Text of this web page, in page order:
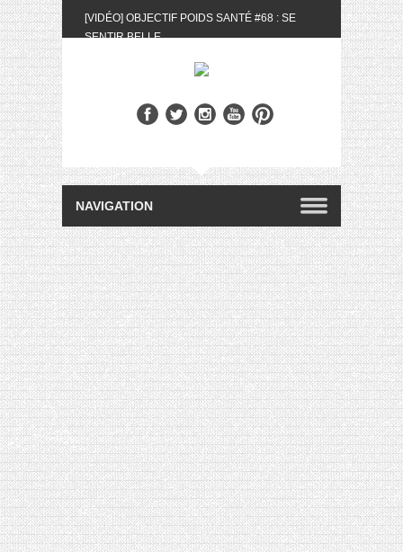
[VIDÉO] OBJECTIF POIDS SANTÉ #68 : SE
SENTIR BELLE
BIOTYFULL BOX DU MOIS DE MAI 2024 FEAT.
[VIDÉO] QUITOQUE #10 : MEAL PREP &
CONVIVIALITÉ
[VIDÉO] UNBOXING : LES MY LITTLE &
BIOTYFULL BOX DU MOIS D’AVRIL 2024
FEAT. AKILA
[VIDÉO] OBJECTIF POIDS SANTÉ #67 : L’AVIS
DES AUTRES, CE N’EST QUE LA VIE DES
AUTRES
[VIDÉO] UNBOXING : LES MY LITTLE &
BIOTYFULL BOX DES MOIS DE FÉVRIER ET
MARS 2024 FEAT. AKILA
[VIDÉO] LA SÉLECTION DU MOIS
#JANVIER2024
[VIDÉO] HELLOFRESH #34 : IDÉES
RECETTES RISOTTO